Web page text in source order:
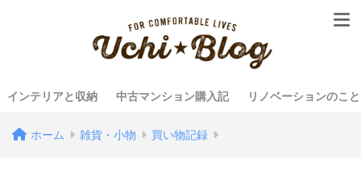
インテリアと収納 中古マンション購入記 リノベーションのこと
ホーム 雑貨・小物 買い物記録